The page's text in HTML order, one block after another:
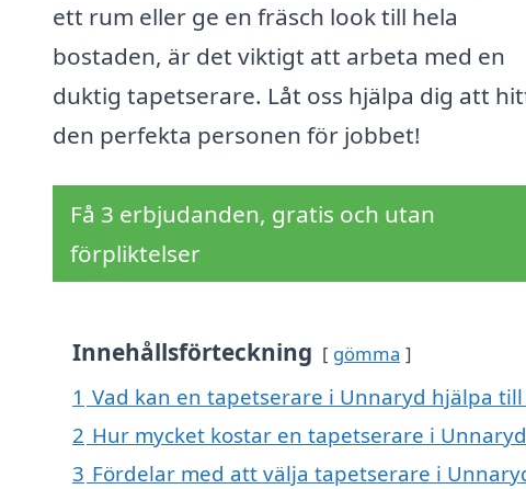
ett rum eller ge en fräsch look till hela
bostaden, är det viktigt att arbeta med en
duktig tapetserare. Låt oss hjälpa dig att
den perfekta personen för jobbet!
Få 3 erbjudanden, gratis och utan
förpliktelser
Innehållsförteckning gömma
1 Vad kan en tapetserare i Unnaryd hjälpa till
2 Hur mycket kostar en tapetserare i
3 Fördelar med att välja tapetserare i